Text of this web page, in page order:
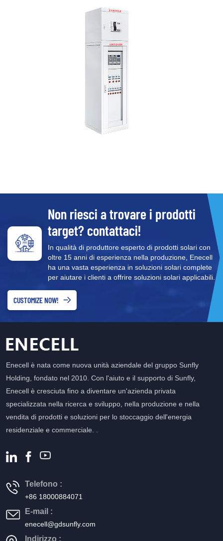
Non riesci a trovare i prodotti
target? contattaci!
In qualità di produttore esperto di prodotti solari con
oltre 15 anni di esperienza nella produzione, Enecell
ha una vasta esperienza in soluzioni solari complete
per aiutare i clienti a offrire soluzioni solari applicabili.
CUSTOMIZE NOW!
Enecell è nata come nuova unità aziendale del gruppo Sunfly
Holding, fondato nel 2010. Con l'aiuto e il supporto di Sunfly,
Enecell è cresciuta fino a diventare un'azienda privata
specializzata nella ricerca e sviluppo, nella produzione e nella
vendita di prodotti e soluzioni per lo stoccaggio dell'energia
residenziale e commerciale. .
Telefono :
+86 18000884071
E-mail :
enecell@gdsunfly.com
Indirizzo :